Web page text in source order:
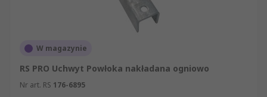
W magazynie
RS PRO Uchwyt Powłoka nakładana ogniowo
Nr art. RS 176-6895